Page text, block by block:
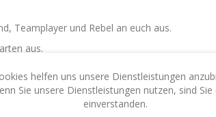
Teamplayer und Rebel an euch aus.
aus.
wählen zuerst Mastermind und dann
helfen uns unsere Dienstleistungen
Sie unsere Dienstleistungen nutzen, sind
einverstanden.